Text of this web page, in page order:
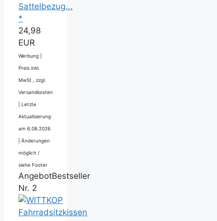
Sattelbezug...
*
24,98
EUR
Werbung |
Preis inkl.
MwSt., zzgl.
Versandkosten
Letzte
Aktualisierung
am 6.08.2026
Änderungen
möglich /
siehe Footer
AngebotBestseller
Nr. 2